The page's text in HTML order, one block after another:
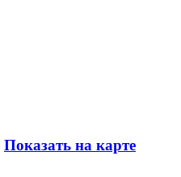
Показать на карте